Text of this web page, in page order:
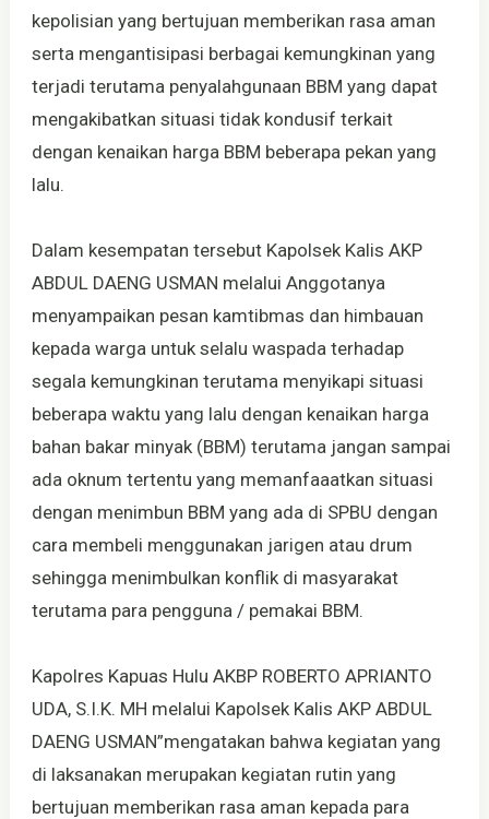
kepolisian yang bertujuan memberikan rasa aman
serta mengantisipasi berbagai kemungkinan yang
terjadi terutama penyalahgunaan BBM yang dapat
mengakibatkan situasi tidak kondusif terkait
dengan kenaikan harga BBM beberapa pekan yang
lalu.
Dalam kesempatan tersebut Kapolsek Kalis AKP
ABDUL DAENG USMAN melalui Anggotanya
menyampaikan pesan kamtibmas dan himbauan
kepada warga untuk selalu waspada terhadap
segala kemungkinan terutama menyikapi situasi
beberapa waktu yang lalu dengan kenaikan harga
bahan bakar minyak (BBM) terutama jangan sampai
ada oknum tertentu yang memanfaaatkan situasi
dengan menimbun BBM yang ada di SPBU dengan
cara membeli menggunakan jarigen atau drum
sehingga menimbulkan konflik di masyarakat
terutama para pengguna / pemakai BBM.
Kapolres Kapuas Hulu AKBP ROBERTO APRIANTO
UDA, S.I.K. MH melalui Kapolsek Kalis AKP ABDUL
DAENG USMAN”mengatakan bahwa kegiatan yang
di laksanakan merupakan kegiatan rutin yang
bertujuan memberikan rasa aman kepada para